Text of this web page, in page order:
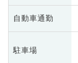
自動車通勤
駐車場